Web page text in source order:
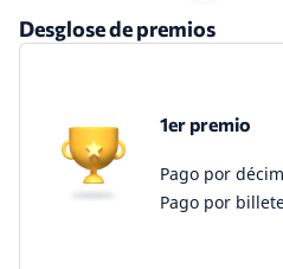
Desglose de premios
1er premio
Pago por
Pago por